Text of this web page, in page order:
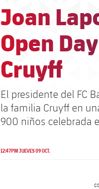
Joan
Open
Cruyff
El presidente del FC
la familia Cruyff en
900 niños celebrada
12:47PM JUEVES 09 OCT.